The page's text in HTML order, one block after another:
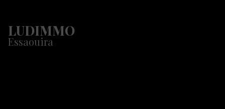
LUDIMMO
Essaouira